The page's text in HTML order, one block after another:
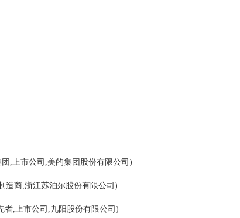
,上市公司,美的集团股份有限公司)
造商,浙江苏泊尔股份有限公司)
者,上市公司,九阳股份有限公司)